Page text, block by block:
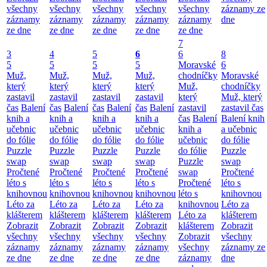
všechny
záznamy
ze dne
všechny
záznamy
ze dne
všechny
záznamy
ze dne
všechny
záznamy
ze dne
všechny
záznamy
ze dne
záznamy ze
dne
3
5
Muž,
který
zastavil
čas Balení
knih a
učebnic
do fólie
Puzzle
swap
Pročtené
léto s
knihovnou
Léto za
klášterem
Zobrazit
všechny
záznamy
ze dne
4
5
Muž,
který
zastavil
čas Balení
knih a
učebnic
do fólie
Puzzle
swap
Pročtené
léto s
knihovnou
Léto za
klášterem
Zobrazit
všechny
záznamy
ze dne
5
5
Muž,
který
zastavil
čas Balení
knih a
učebnic
do fólie
Puzzle
swap
Pročtené
léto s
knihovnou
Léto za
klášterem
Zobrazit
všechny
záznamy
ze dne
6
5
Muž,
který
zastavil
čas Balení
knih a
učebnic
do fólie
Puzzle
swap
Pročtené
léto s
knihovnou
Léto za
klášterem
Zobrazit
všechny
záznamy
ze dne
7
6
Moravské
chodníčky
Muž,
který
zastavil
čas Balení
knih a
učebnic
do fólie
Puzzle
swap
Pročtené
léto s
knihovnou
Léto za
klášterem
Zobrazit
všechny
záznamy
8
6
Moravské
chodníčky
Muž, který
zastavil čas
Balení knih
a učebnic
do fólie
Puzzle
swap
Pročtené
léto s
knihovnou
Léto za
klášterem
Zobrazit
všechny
záznamy ze
dne